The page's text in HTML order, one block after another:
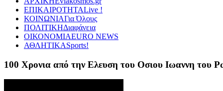
ΕΠΙΚΑΙΡΟΤΗΤΑLive !
ΚΟΙΝΩΝΙΑΓια Όλους
ΠΟΛΙΤΙΚΗΔιαφάνεια
ΟΙΚΟΝΟΜΙΑEURO NEWS
ΑΘΛΗΤΙΚΑSports!
100 Χρονια από την Ελευση του Οσιου Ιωαννη του